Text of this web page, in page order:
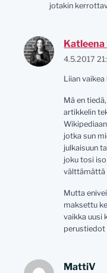
jotakin
4.5.2017
Liian
Mä en
artikkelin
jotka sun
julkaisuun
joku tosi
välttämättä
Mutta
maksettu
vaikka uusi
perustiedot
MattiV